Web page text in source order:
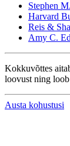
Stephen
Harvard
Reis &
Amy C.
Kokkuvõttes
loovust ning
Austa kohustusi